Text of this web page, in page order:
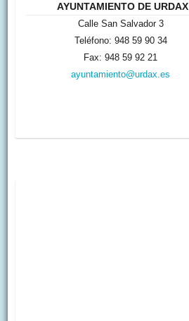
AYUNTAMIENTO DE URDAX
Calle San Salvador 3
Teléfono: 948 59 90 34
Fax: 948 59 92 21
ayuntamiento@urdax.es